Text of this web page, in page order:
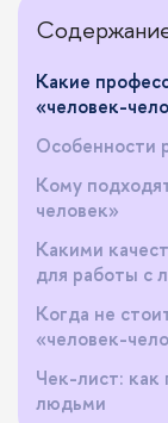
Какие
«человек-
Особенности
Кому
человек»
Какими
для работы с
Когда не
«человек-
Чек-лист: как
людьми